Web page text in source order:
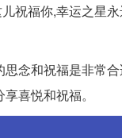
祝福你,幸运之星
念和祝福是非常
喜悦和祝福。